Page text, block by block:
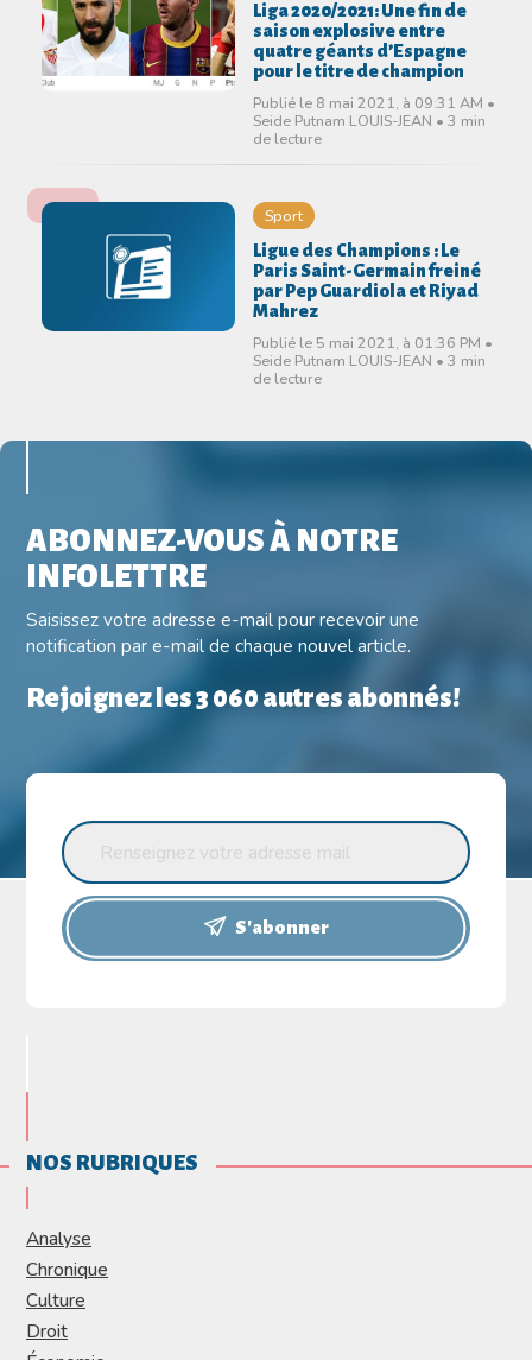
Liga 2020/2021: Une fin de
saison explosive entre
quatre géants d’Espagne
pour le titre de champion
Publié le 8 mai 2021, à 09:31 AM •
Seide Putnam LOUIS-JEAN • 3 min
de lecture
Sport
Ligue des Champions : Le
Paris Saint-Germain freiné
par Pep Guardiola et Riyad
Mahrez
Publié le 5 mai 2021, à 01:36 PM •
Seide Putnam LOUIS-JEAN • 3 min
de lecture
ABONNEZ-VOUS À NOTRE
INFOLETTRE
Saisissez votre adresse e-mail pour recevoir une
notification par e-mail de chaque nouvel article.
Rejoignez les 3 060 autres abonnés!
S'abonner
NOS RUBRIQUES
Analyse
Chronique
Culture
Droit